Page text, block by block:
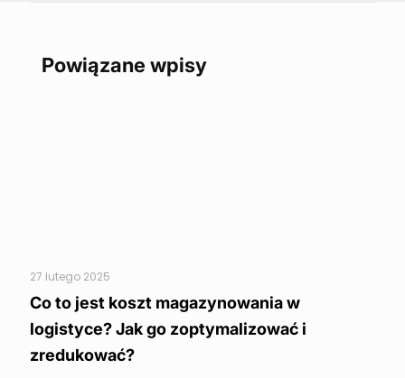
Powiązane wpisy
27 lutego 2025
Co to jest koszt magazynowania w
logistyce? Jak go zoptymalizować i
zredukować?